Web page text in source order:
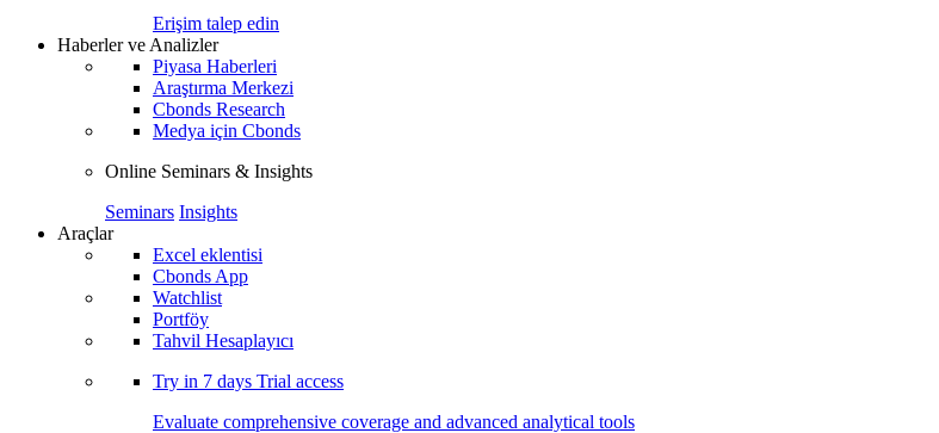
Erişim talep edin
Haberler ve Analizler
Piyasa Haberleri
Araştırma Merkezi
Cbonds Research
Medya için Cbonds
Online Seminars & Insights
Seminars Insights
Araçlar
Excel eklentisi
Cbonds App
Watchlist
Portföy
Tahvil Hesaplayıcı
Try in 7 days Trial access
Evaluate comprehensive coverage and advanced analytical tools